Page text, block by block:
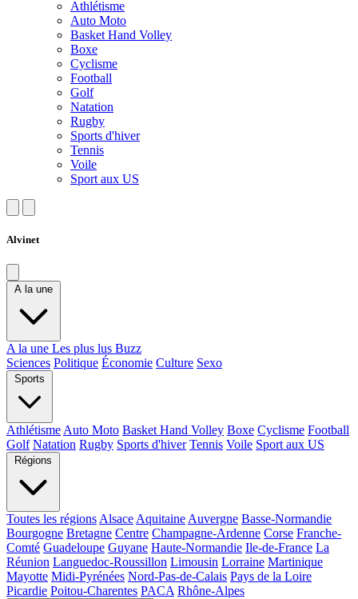
Athlétisme
Auto Moto
Basket Hand Volley
Boxe
Cyclisme
Football
Golf
Natation
Rugby
Sports d'hiver
Tennis
Voile
Sport aux US
Alvinet
A la une
A la une Les plus lus Buzz
Sciences Politique Économie Culture Sexo
Sports
Athlétisme Auto Moto Basket Hand Volley Boxe Cyclisme Football
Golf Natation Rugby Sports d'hiver Tennis Voile Sport aux US
Régions
Toutes les régions Alsace Aquitaine Auvergne Basse-Normandie
Bourgogne Bretagne Centre Champagne-Ardenne Corse Franche-
Comté Guadeloupe Guyane Haute-Normandie Ile-de-France La
Réunion Languedoc-Roussillon Limousin Lorraine Martinique
Mayotte Midi-Pyrénées Nord-Pas-de-Calais Pays de la Loire
Picardie Poitou-Charentes PACA Rhône-Alpes